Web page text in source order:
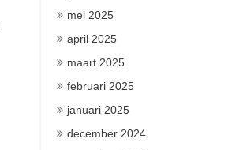
mei 2025
april 2025
maart 2025
februari 2025
januari 2025
december 2024